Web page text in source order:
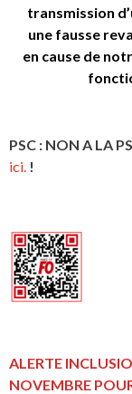
transmission
une fausse
en cause de
PSC : NON A LA
ici. !
ALERTE
NOVEMBRE